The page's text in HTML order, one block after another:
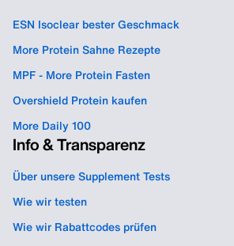
ESN Isoclear bester Geschmack
More Protein Sahne Rezepte
MPF - More Protein Fasten
Overshield Protein kaufen
More Daily 100
Info & Transparenz
Über unsere Supplement Tests
Wie wir testen
Wie wir Rabattcodes prüfen